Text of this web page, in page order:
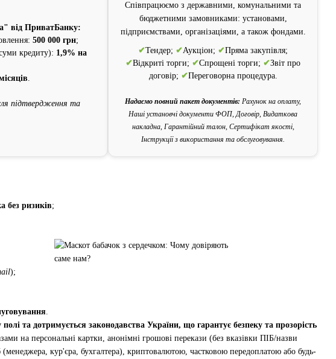
від ПриватБанку:
500 000 грн;
кредиту): 1,9% на
.
підтвердження та
Співпрацюємо з державними, комунальними та
бюджетними замовниками: установами,
підприємствами, організаціями, а також фондами.
✔Тендер; ✔Аукціон; ✔Пряма закупівля;
✔Відкриті торги; ✔Спрощені торги; ✔Звіт про
договір; ✔Переговорна процедура.
Надаємо повний пакет документів: Рахунок на оплату,
Наші установчі документи ФОП, Договір, Видаткова
накладна, Гарантійний талон, Сертифікат якості,
Інструкції з використання та обслуговування.
без ризиків;
);
.
та дотримується законодавства України, що гарантує безпеку та прозорість
на персональні картки, анонімні грошові перекази (без вказівки ПІБ/назви
кур'єра, бухгалтера), криптовалютою, частковою передоплатою або будь-